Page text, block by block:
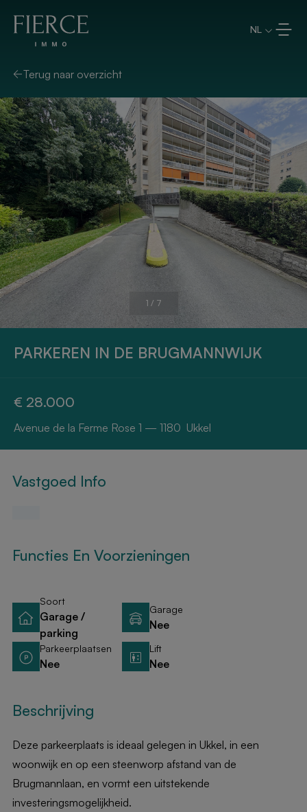
NL
Terug naar overzicht
1 / 7
PARKEREN IN DE BRUGMANNWIJK
€ 28.000
Avenue de la Ferme Rose 1 — 1180 Ukkel
Vastgoed Info
Functies En Voorzieningen
Soort
Garage /
parking
Garage
Nee
Parkeerplaatsen
Nee
Lift
Nee
Beschrijving
Deze parkeerplaats is ideaal gelegen in Ukkel, in een
woonwijk en op een steenworp afstand van de
Brugmannlaan, en vormt een uitstekende
investeringsmogelijkheid.